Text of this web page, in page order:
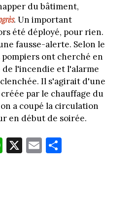
du bâtiment,
. Un important
été déployé, pour rien.
fausse-alerte. Selon le
ont cherché en
de l'incendie et l'alarme
Il s'agirait d'une
par le chauffage du
a coupé la circulation
en début de soirée.
W
ha
X E
m
Pa